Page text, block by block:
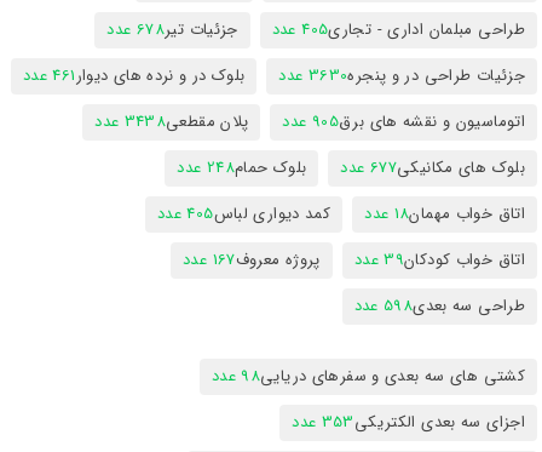
طراحی مبلمان اداری - تجاری405 عدد جزئیات تیر678 عدد
جزئیات طراحی در و پنجره3630 عدد بلوک در و نرده های دیوار461 عدد
اتوماسیون و نقشه های برق905 عدد پلان مقطعی3438 عدد
بلوک های مکانیکی677 عدد بلوک حمام248 عدد
اتاق خواب مهمان18 عدد کمد دیواری لباس405 عدد
اتاق خواب کودکان39 عدد پروژه معروف167 عدد
طراحی سه بعدی598 عدد
کشتی های سه بعدی و سفرهای دریایی98 عدد
اجزای سه بعدی الکتریکی353 عدد